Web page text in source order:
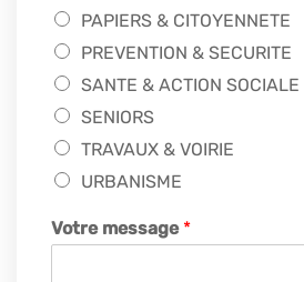
PAPIERS & CITOYENNETE
PREVENTION & SECURITE
SANTE & ACTION SOCIALE
SENIORS
TRAVAUX & VOIRIE
URBANISME
Votre message *